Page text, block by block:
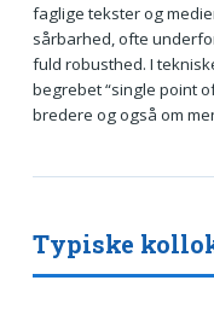
faglige tekster og
sårbarhed, ofte
fuld robusthed. I
begrebet “single point
bredere og også om
Typiske